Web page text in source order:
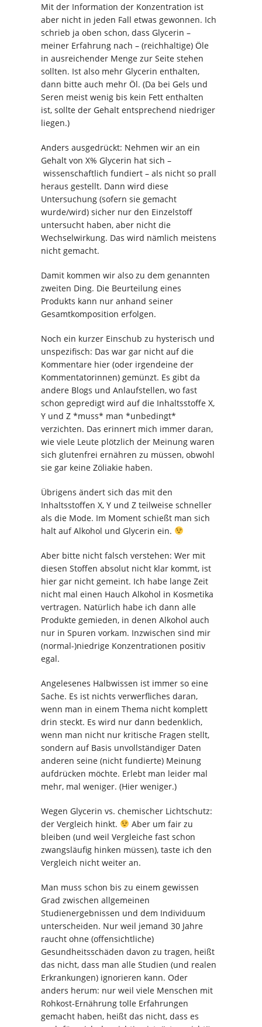
Mit der Information der Konzentration ist
aber nicht in jeden Fall etwas gewonnen. Ich
schrieb ja oben schon, dass Glycerin –
meiner Erfahrung nach – (reichhaltige) Öle
in ausreichender Menge zur Seite stehen
sollten. Ist also mehr Glycerin enthalten,
dann bitte auch mehr Öl. (Da bei Gels und
Seren meist wenig bis kein Fett enthalten
ist, sollte der Gehalt entsprechend niedriger
liegen.)
Anders ausgedrückt: Nehmen wir an ein
Gehalt von X% Glycerin hat sich –
wissenschaftlich fundiert – als nicht so prall
heraus gestellt. Dann wird diese
Untersuchung (sofern sie gemacht
wurde/wird) sicher nur den Einzelstoff
untersucht haben, aber nicht die
Wechselwirkung. Das wird nämlich meistens
nicht gemacht.
Damit kommen wir also zu dem genannten
zweiten Ding. Die Beurteilung eines
Produkts kann nur anhand seiner
Gesamtkomposition erfolgen.
Noch ein kurzer Einschub zu hysterisch und
unspezifisch: Das war gar nicht auf die
Kommentare hier (oder irgendeine der
Kommentatorinnen) gemünzt. Es gibt da
andere Blogs und Anlaufstellen, wo fast
schon gepredigt wird auf die Inhaltsstoffe X,
Y und Z *muss* man *unbedingt*
verzichten. Das erinnert mich immer daran,
wie viele Leute plötzlich der Meinung waren
sich glutenfrei ernähren zu müssen, obwohl
sie gar keine Zöliakie haben.
Übrigens ändert sich das mit den
Inhaltsstoffen X, Y und Z teilweise schneller
als die Mode. Im Moment schießt man sich
halt auf Alkohol und Glycerin ein.
Aber bitte nicht falsch verstehen: Wer mit
diesen Stoffen absolut nicht klar kommt, ist
hier gar nicht gemeint. Ich habe lange Zeit
nicht mal einen Hauch Alkohol in Kosmetika
vertragen. Natürlich habe ich dann alle
Produkte gemieden, in denen Alkohol auch
nur in Spuren vorkam. Inzwischen sind mir
(normal-)niedrige Konzentrationen positiv
egal.
Angelesenes Halbwissen ist immer so eine
Sache. Es ist nichts verwerfliches daran,
wenn man in einem Thema nicht komplett
drin steckt. Es wird nur dann bedenklich,
wenn man nicht nur kritische Fragen stellt,
sondern auf Basis unvollständiger Daten
anderen seine (nicht fundierte) Meinung
aufdrücken möchte. Erlebt man leider mal
mehr, mal weniger. (Hier weniger.)
Wegen Glycerin vs. chemischer Lichtschutz:
der Vergleich hinkt.
Aber um fair zu
bleiben (und weil Vergleiche fast schon
zwangsläufig hinken müssen), taste ich den
Vergleich nicht weiter an.
Man muss schon bis zu einem gewissen
Grad zwischen allgemeinen
Studienergebnissen und dem Individuum
unterscheiden. Nur weil jemand 30 Jahre
raucht ohne (offensichtliche)
Gesundheitsschäden davon zu tragen, heißt
das nicht, dass man alle Studien (und realen
Erkrankungen) ignorieren kann. Oder
anders herum: nur weil viele Menschen mit
Rohkost-Ernährung tolle Erfahrungen
gemacht haben, heißt das nicht, dass es